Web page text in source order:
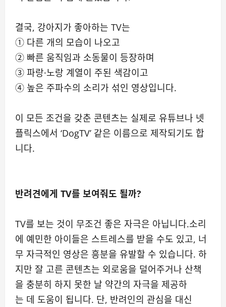
결국, 강아지가 좋아하는 TV는
① 다른 개의 모습이 나오고
② 빠른 움직임과 소동물이 등장하며
③ 파랑·노랑 계열이 주된 색감이고
④ 높은 주파수의 소리가 섞인 영상입니다.
이 모든 조건을 갖춘 콘텐츠는 실제로 유튜브나 넷
플릭스에서 ‘DogTV’ 같은 이름으로 제작되기도 합
니다.
반려견에게 TV를 보여줘도 될까?
TV를 보는 것이 무조건 좋은 자극은 아닙니다.소리
에 예민한 아이들은 스트레스를 받을 수도 있고, 너
무 자극적인 영상은 흥분을 유발할 수 있습니다. 하
지만 잘 고른 콘텐츠는 외로움을 덜어주거나 산책
을 충분히 하지 못한 날 약간의 자극을 제공하
는 데 도움이 됩니다. 단, 반려인의 관심을 대신